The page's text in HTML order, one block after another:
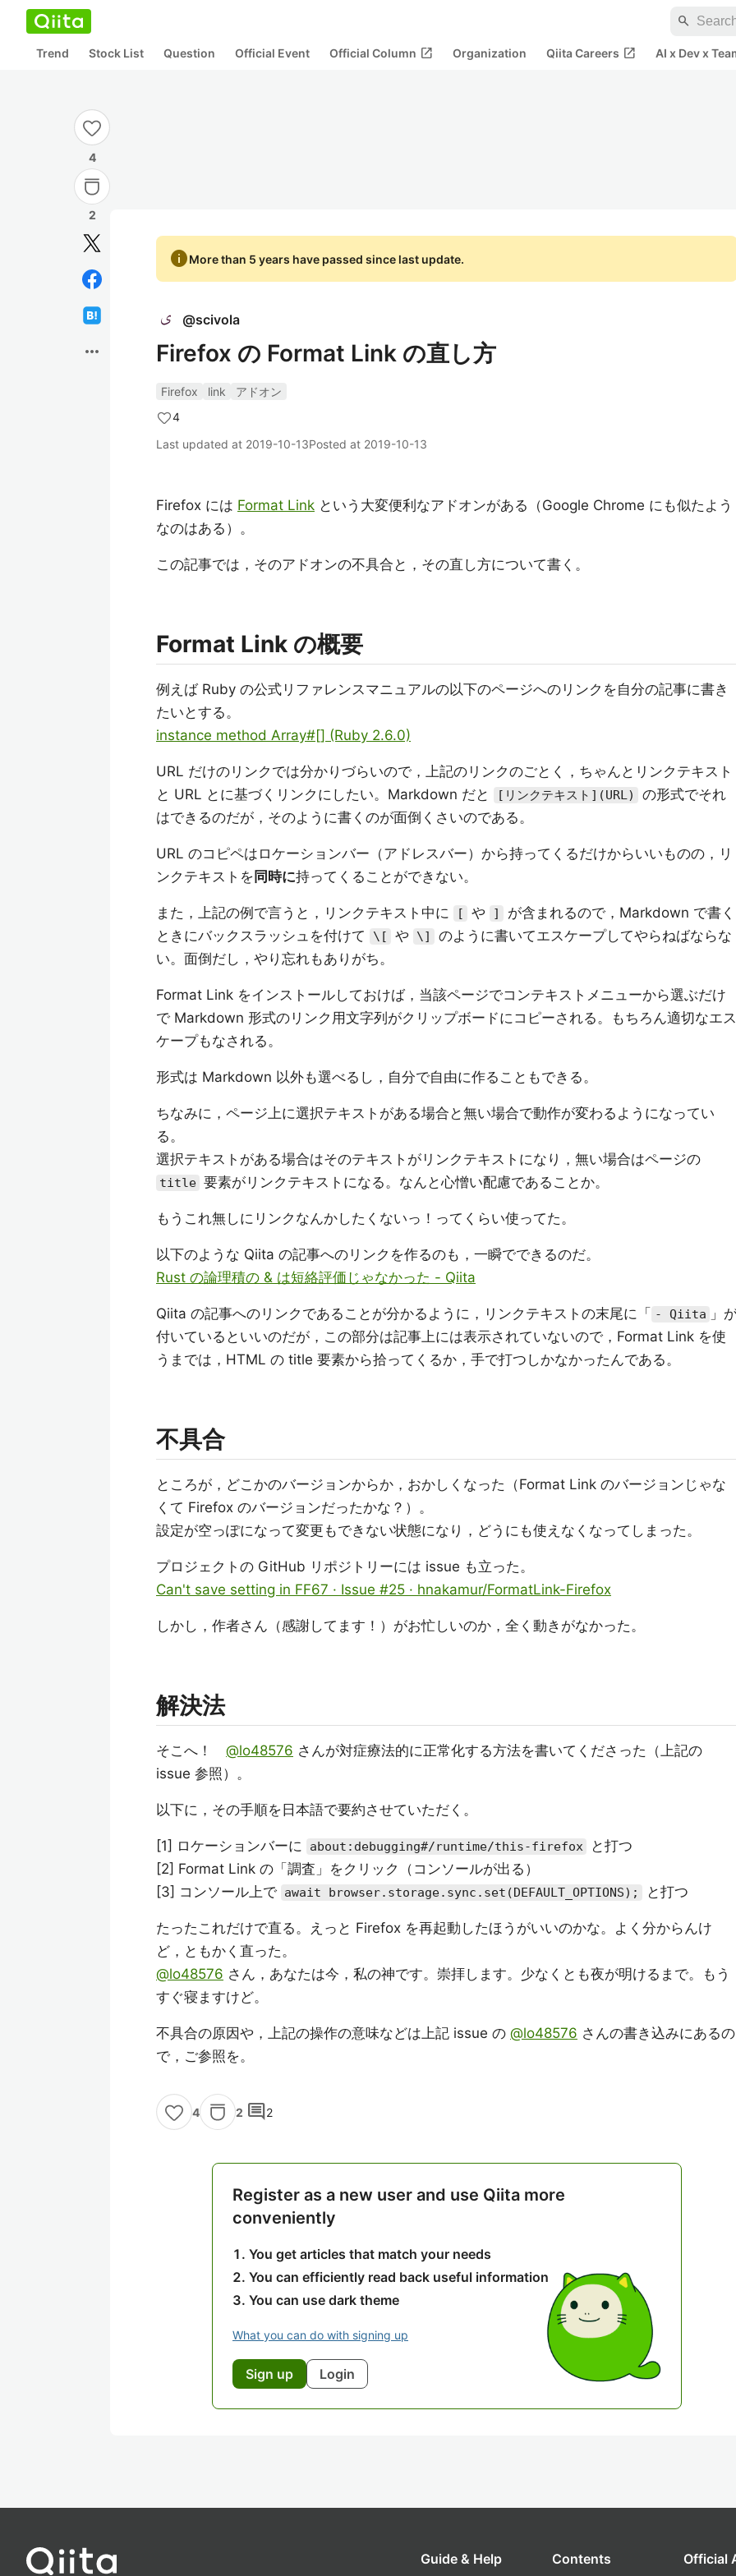
search
Trend Stock List Question Official Event Official Column open_in_new Organization Qiita Careers open_in_new AI x Dev x
4
2
more_horiz
infoMore than 5 years have passed since last update.
@scivola
Firefox の Format Link の直し方
Firefox link
アドオン
4
Last updated at 2019-10-13Posted at 2019-10-13
Firefox には Format Link という大変便利なアドオンがある（Google Chrome にも似たよう
なのはある）。
この記事では，そのアドオンの不具合と，その直し方について書く。
Format Link の概要
例えば Ruby の公式リファレンスマニュアルの以下のページへのリンクを自分の記事に書き
たいとする。
instance method Array#[] (Ruby 2.6.0)
URL だけのリンクでは分かりづらいので，上記のリンクのごとく，ちゃんとリンクテキスト
と URL とに基づくリンクにしたい。Markdown だと
[リンクテキスト](URL)
の形式でそれ
はできるのだが，そのように書くのが面倒くさいのである。
URL のコピペはロケーションバー（アドレスバー）から持ってくるだけからいいものの，リ
ンクテキストを 同時に持ってくることができない。
また，上記の例で言うと，リンクテキスト中に [ や ]
が含まれるので，Markdown で書く
ときにバックスラッシュを付けて
\[ や \]
のように書いてエスケープしてやらねばならな
い。面倒だし，やり忘れもありがち。
Format Link をインストールしておけば，当該ページでコンテキストメニューから選ぶだけ
で Markdown 形式のリンク用文字列がクリップボードにコピーされる。もちろん適切なエス
ケープもなされる。
形式は Markdown 以外も選べるし，自分で自由に作ることもできる。
ちなみに，ページ上に選択テキストがある場合と無い場合で動作が変わるようになってい
る。
選択テキストがある場合はそのテキストがリンクテキストになり，無い場合はページの
title 要素がリンクテキストになる。なんと心憎い配慮であることか。
もうこれ無しにリンクなんかしたくないっ！ってくらい使ってた。
以下のような Qiita の記事へのリンクを作るのも，一瞬でできるのだ。
Rust の論理積の & は短絡評価じゃなかった - Qiita
Qiita の記事へのリンクであることが分かるように，リンクテキストの末尾に「 - Qiita
」
付いているといいのだが，この部分は記事上には表示されていないので，Format Link を使
うまでは，HTML の title 要素から拾ってくるか，手で打つしかなかったんである。
不具合
ところが，どこかのバージョンからか，おかしくなった（Format Link のバージョンじゃな
くて Firefox のバージョンだったかな？）。
設定が空っぽになって変更もできない状態になり，どうにも使えなくなってしまった。
プロジェクトの GitHub リポジトリーには issue も立った。
Can't save setting in FF67 · Issue #25 · hnakamur/FormatLink-Firefox
しかし，作者さん（感謝してます！）がお忙しいのか，全く動きがなかった。
解決法
そこへ！ @lo48576 さんが対症療法的に正常化する方法を書いてくださった（上記の
issue 参照）。
以下に，その手順を日本語で要約させていただく。
[1] ロケーションバーに about:debugging#/runtime/this-firefox
と打つ
[2] Format Link の「調査」をクリック（コンソールが出る）
[3] コンソール上で await browser.storage.sync.set(DEFAULT_OPTIONS); と打つ
たったこれだけで直る。えっと Firefox を再起動したほうがいいのかな。よく分からんけ
ど，ともかく直った。
@lo48576 さん，あなたは今，私の神です。崇拝します。少なくとも夜が明けるまで。もう
すぐ寝ますけど。
不具合の原因や，上記の操作の意味などは上記 issue の @lo48576 さんの書き込みにあるの
で，ご参照を。
4 2 comment2
Register as a new user and use Qiita more
conveniently
You get articles that match your needs
You can efficiently read back useful information
You can use dark theme
What you can do with signing up
Sign up Login
Guide & Help Contents Official